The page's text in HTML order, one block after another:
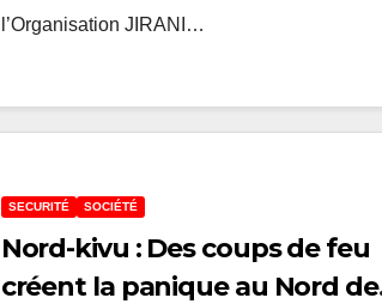
l’Organisation JIRANI…
SECURITÉ SOCIÉTÉ
Nord-kivu : Des coups de feu
créent la panique au Nord de